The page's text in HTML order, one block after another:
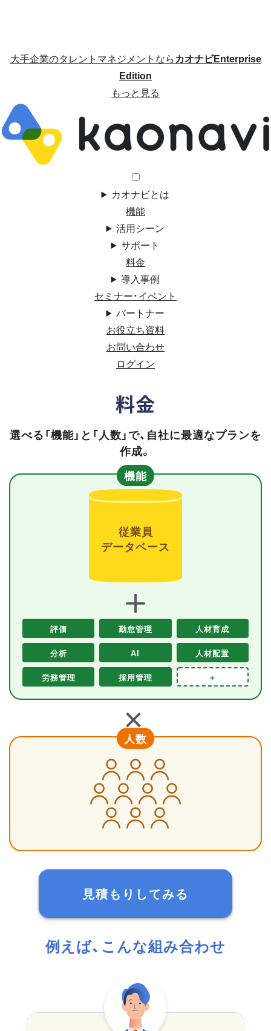
大手企業のタレントマネジメントならカオナビEnterprise
Edition
もっと見る
カオナビとは
機能
活用シーン
サポート
料金
導入事例
セミナー・イベント
パートナー
お役立ち資料
お問い合わせ
ログイン
料金
選べる「機能」と「人数」で、自社に最適なプランを
作成。
機能
従業員
データベース
＋
評価 勤怠管理 人材育成
分析 AI 人材配置
労務管理 採用管理 ＋
＋
人数
見積もりしてみる
例えば、こんな組み合わせ